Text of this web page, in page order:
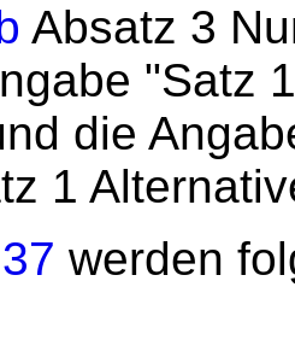
Absatz 3
"Satz
die
1
werden